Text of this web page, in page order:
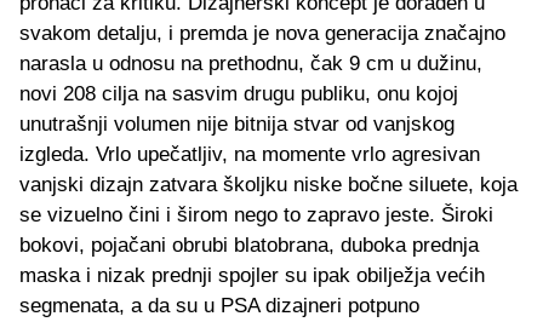
svakom detalju, i premda je nova generacija značajno
narasla u odnosu na prethodnu, čak 9 cm u dužinu,
novi 208 cilja na sasvim drugu publiku, onu kojoj
unutrašnji volumen nije bitnija stvar od vanjskog
izgleda. Vrlo upečatljiv, na momente vrlo agresivan
vanjski dizajn zatvara školjku niske bočne siluete, koja
se vizuelno čini i širom nego to zapravo jeste. Široki
bokovi, pojačani obrubi blatobrana, duboka prednja
maska i nizak prednji spojler su ipak obilježja većih
segmenata, a da su u PSA dizajneri potpuno